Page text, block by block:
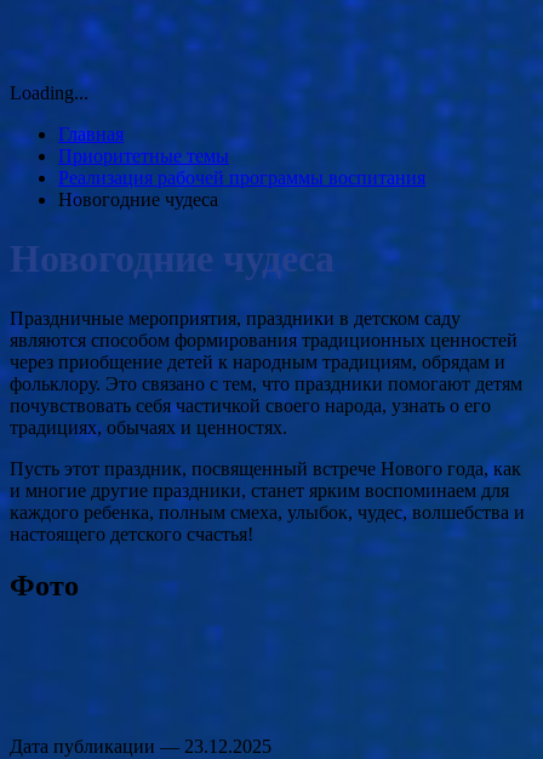
Loading...
Главная
Приоритетные темы
Реализация рабочей программы воспитания
Новогодние чудеса
Новогодние чудеса
Праздничные мероприятия, праздники в детском саду
являются способом формирования традиционных ценностей
через приобщение детей к народным традициям, обрядам и
фольклору. Это связано с тем, что праздники помогают детям
почувствовать себя частичкой своего народа, узнать о его
традициях, обычаях и ценностях.
Пусть этот праздник, посвященный встрече Нового года, как
и многие другие праздники, станет ярким воспоминаем для
каждого ребенка, полным смеха, улыбок, чудес, волшебства и
настоящего детского счастья!
Фото
Дата публикации — 23.12.2025